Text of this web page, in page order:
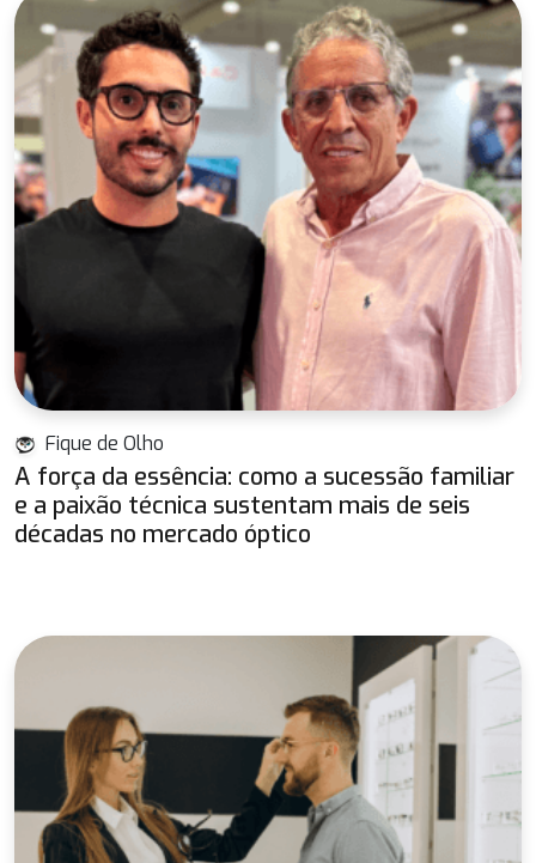
Fique de Olho
A força da essência: como a sucessão familiar
e a paixão técnica sustentam mais de seis
décadas no mercado óptico